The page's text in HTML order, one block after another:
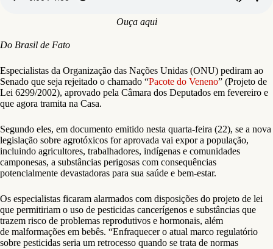
Ouça aqui
Do Brasil de Fato
Especialistas da Organização das Nações Unidas (ONU) pediram ao
Senado que seja rejeitado o chamado “Pacote do Veneno” (Projeto de
Lei 6299/2002), aprovado pela Câmara dos Deputados em fevereiro e
que agora tramita na Casa.
Segundo eles, em documento emitido nesta quarta-feira (22), se a nova
legislação sobre agrotóxicos for aprovada vai expor a população,
incluindo agricultores, trabalhadores, indígenas e comunidades
camponesas, a substâncias perigosas com consequências
potencialmente devastadoras para sua saúde e bem-estar.
Os especialistas ficaram alarmados com disposições do projeto de lei
que permitiriam o uso de pesticidas cancerígenos e substâncias que
trazem risco de problemas reprodutivos e hormonais, além
de malformações em bebês. “Enfraquecer o atual marco regulatório
sobre pesticidas seria um retrocesso quando se trata de normas